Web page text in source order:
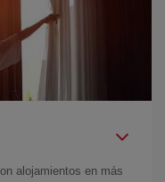
alojamientos en más